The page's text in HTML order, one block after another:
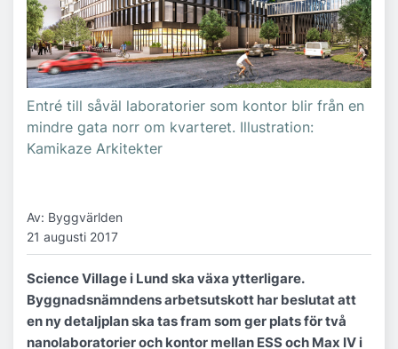
Entré till såväl laboratorier som kontor blir från en
mindre gata norr om kvarteret. Illustration:
Kamikaze Arkitekter
Av: Byggvärlden
21 augusti 2017
Science Village i Lund ska växa ytterligare.
Byggnadsnämndens arbetsutskott har beslutat att
en ny detaljplan ska tas fram som ger plats för två
nanolaboratorier och kontor mellan ESS och Max IV i